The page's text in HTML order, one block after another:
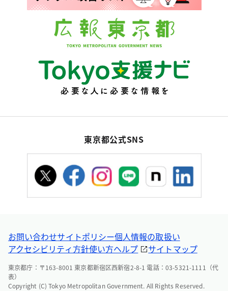
東京都公式SNS
お問い合わせサイトポリシー個人情報の取扱い
アクセシビリティ方針使い方ヘルプ サイトマップ
東京都庁：〒163-8001 東京都新宿区西新宿2-8-1 電話：03-5321-1111（代
表）
Copyright (C) Tokyo Metropolitan Government. All Rights Reserved.